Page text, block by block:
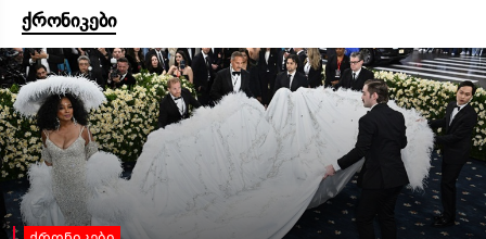
ქრონიკები